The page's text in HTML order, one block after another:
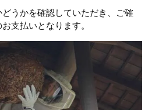
うかを確認していただき、ご確
支払いとなります。